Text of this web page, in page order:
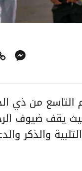
التاسع من ذي
يقف ضيوف
والذكر